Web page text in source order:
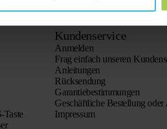
Taste
Kundenservice
Anmelden
Frag einfach unseren
Anleitungen
Rücksendung
Garantiebestimmungen
Geschäftliche Bestellung oder
Impressum